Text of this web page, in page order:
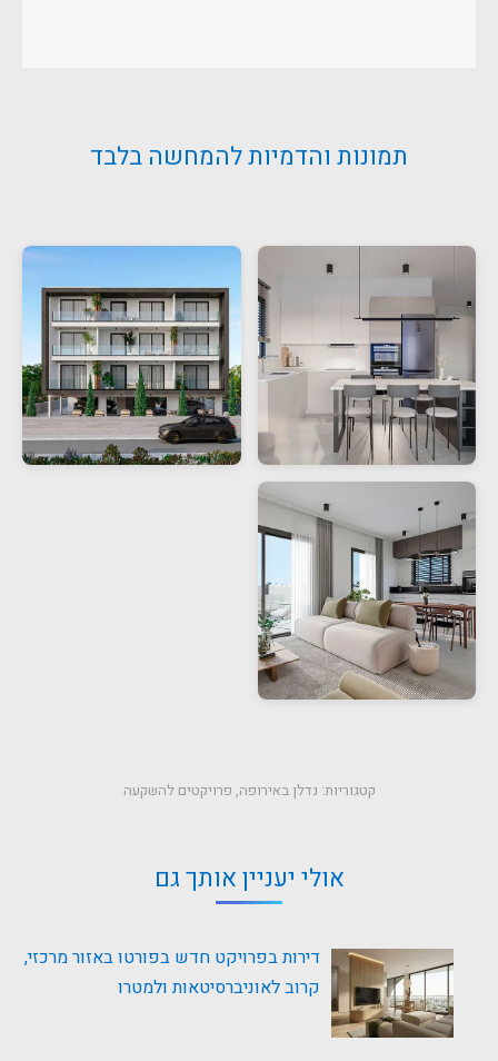
תמונות והדמיות להמחשה בלבד
קטגוריות: נדלן באירופה, פרויקטים להשקעה
אולי יעניין אותך גם
דירות בפרויקט חדש בפורטו באזור מרכזי,
קרוב לאוניברסיטאות ולמטרו